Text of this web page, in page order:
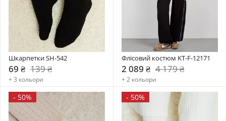
Шкарпетки SH-542
69 ₴ 139 ₴
+ 3 кольори
Флісовий костюм KT-F-12171
2 089 ₴ 4 179 ₴
+ 2 кольори
- 50% - 50%